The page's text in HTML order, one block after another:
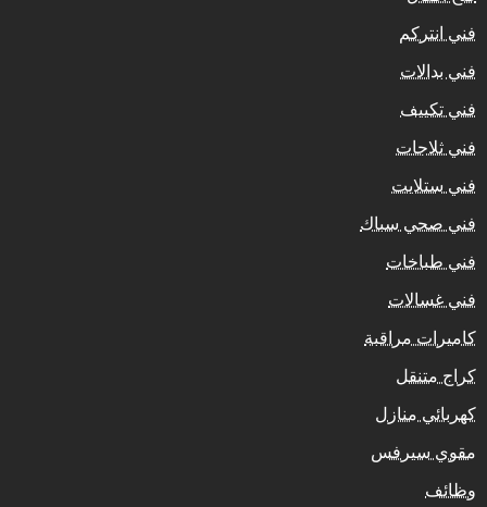
فني انتركم
فني بدالات
فني تكييف
فني ثلاجات
فني ستلايت
فني صحي سباك
فني طباخات
فني غسالات
كاميرات مراقبة
كراج متنقل
كهربائي منازل
مقوي سيرفس
وظائف